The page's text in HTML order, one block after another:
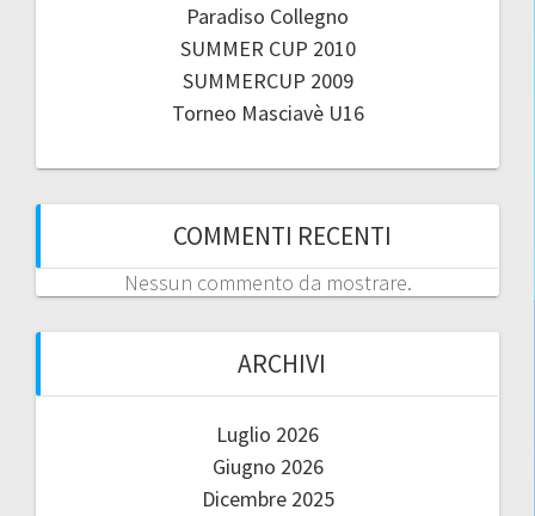
Paradiso Collegno
SUMMER CUP 2010
SUMMERCUP 2009
Torneo Masciavè U16
COMMENTI RECENTI
Nessun commento da mostrare.
ARCHIVI
Luglio 2026
Giugno 2026
Dicembre 2025